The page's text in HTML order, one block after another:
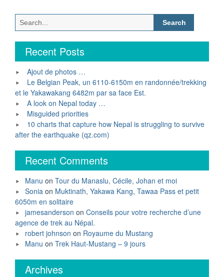
Search
for:
Recent Posts
Ajout de photos …
Le Belgian Peak, un 6110-6150m en randonnée/trekking
et le Yakawakang 6482m par sa face Est.
A look on Nepal today …
Misguided priorities
10 charts that capture how Nepal is struggling to survive
after the earthquake (qz.com)
Recent Comments
Manu on Tour du Manaslu, Cécile, Johan et moi
Sonia on Muktinath, Yakawa Kang, Tawaa Pass et petit
6050m en solitaire
jamesanderson on Conseils pour votre recherche d’une
agence de trek au Népal.
robert johnson on Royaume du Mustang
Manu on Trek Haut-Mustang – 9 jours
Archives